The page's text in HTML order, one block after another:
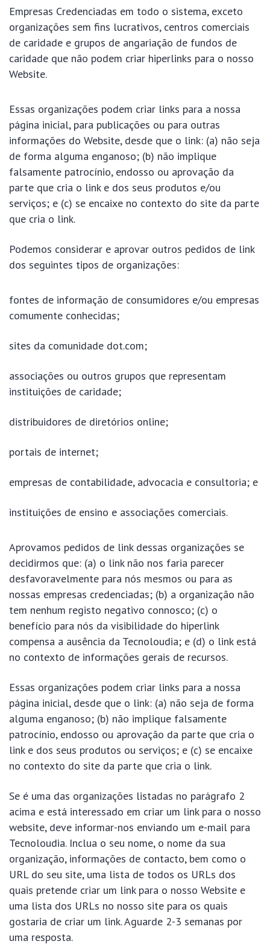
Empresas Credenciadas em todo o sistema, exceto
organizações sem fins lucrativos, centros comerciais
de caridade e grupos de angariação de fundos de
caridade que não podem criar hiperlinks para o nosso
Website.
Essas organizações podem criar links para a nossa
página inicial, para publicações ou para outras
informações do Website, desde que o link: (a) não seja
de forma alguma enganoso; (b) não implique
falsamente patrocínio, endosso ou aprovação da
parte que cria o link e dos seus produtos e/ou
serviços; e (c) se encaixe no contexto do site da parte
que cria o link.
Podemos considerar e aprovar outros pedidos de link
dos seguintes tipos de organizações:
fontes de informação de consumidores e/ou empresas
comumente conhecidas;
sites da comunidade dot.com;
associações ou outros grupos que representam
instituições de caridade;
distribuidores de diretórios online;
portais de internet;
empresas de contabilidade, advocacia e consultoria; e
instituições de ensino e associações comerciais.
Aprovamos pedidos de link dessas organizações se
decidirmos que: (a) o link não nos faria parecer
desfavoravelmente para nós mesmos ou para as
nossas empresas credenciadas; (b) a organização não
tem nenhum registo negativo connosco; (c) o
benefício para nós da visibilidade do hiperlink
compensa a ausência da Tecnoloudia; e (d) o link está
no contexto de informações gerais de recursos.
Essas organizações podem criar links para a nossa
página inicial, desde que o link: (a) não seja de forma
alguma enganoso; (b) não implique falsamente
patrocínio, endosso ou aprovação da parte que cria o
link e dos seus produtos ou serviços; e (c) se encaixe
no contexto do site da parte que cria o link.
Se é uma das organizações listadas no parágrafo 2
acima e está interessado em criar um link para o nosso
website, deve informar-nos enviando um e-mail para
Tecnoloudia. Inclua o seu nome, o nome da sua
organização, informações de contacto, bem como o
URL do seu site, uma lista de todos os URLs dos
quais pretende criar um link para o nosso Website e
uma lista dos URLs no nosso site para os quais
gostaria de criar um link. Aguarde 2-3 semanas por
uma resposta.